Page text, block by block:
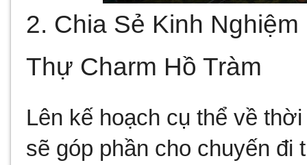
2. Chia Sẻ Kinh
Thự Charm Hồ Tràm
Lên kế hoạch cụ thể về
sẽ góp phần cho chuyến